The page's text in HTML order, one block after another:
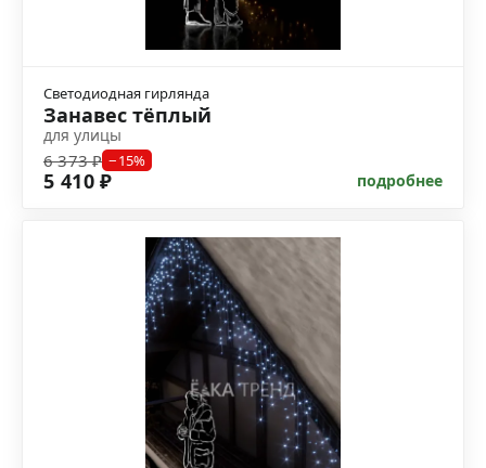
Светодиодная гирлянда
Занавес тёплый
для улицы
6 373 ₽ −15%
5 410 ₽ подробнее